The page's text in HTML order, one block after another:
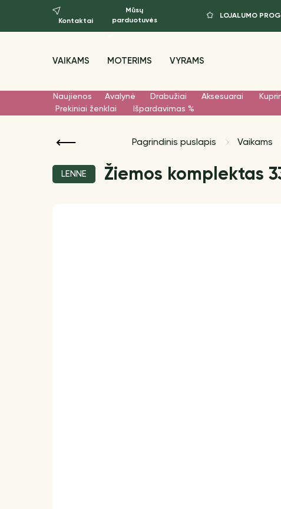
Kontaktai
Mūsų
parduotuvės
LOJALUMO
VAIKAMS MOTERIMS VYRAMS
Naujienos Avalynė Drabužiai Aksesuarai
Prekiniai ženklai
Išpardavimas %
Pagrindinis puslapis Vaikams
LENNE Žiemos komplektas